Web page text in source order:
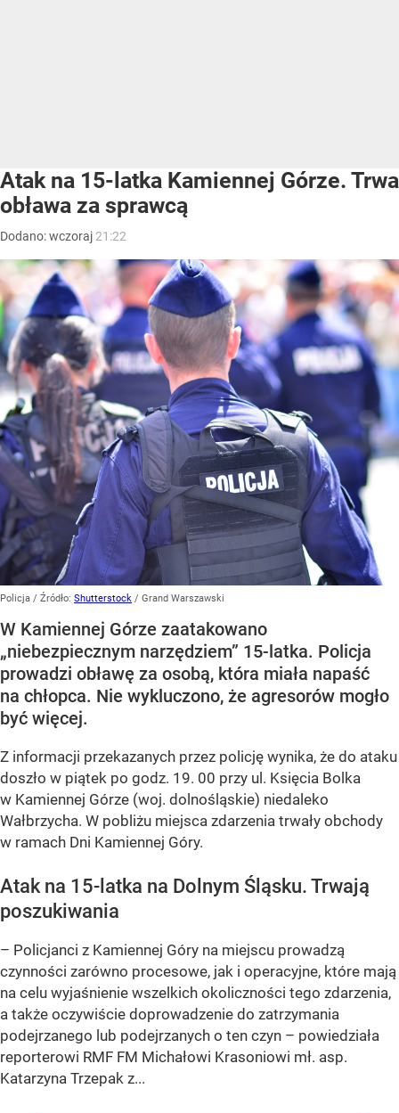
Atak na 15-latka Kamiennej Górze. Trwa
obława za sprawcą
Dodano:wczoraj 21:22
Policja / Źródło: Shutterstock / Grand Warszawski
W Kamiennej Górze zaatakowano
„niebezpiecznym narzędziem” 15-latka. Policja
prowadzi obławę za osobą, która miała napaść
na chłopca. Nie wykluczono, że agresorów mogło
być więcej.
Z informacji przekazanych przez policję wynika, że do ataku
doszło w piątek po godz. 19. 00 przy ul. Księcia Bolka
w Kamiennej Górze (woj. dolnośląskie) niedaleko
Wałbrzycha. W pobliżu miejsca zdarzenia trwały obchody
w ramach Dni Kamiennej Góry.
Atak na 15-latka na Dolnym Śląsku. Trwają
poszukiwania
– Policjanci z Kamiennej Góry na miejscu prowadzą
czynności zarówno procesowe, jak i operacyjne, które mają
na celu wyjaśnienie wszelkich okoliczności tego zdarzenia,
a także oczywiście doprowadzenie do zatrzymania
podejrzanego lub podejrzanych o ten czyn – powiedziała
reporterowi RMF FM Michałowi Krasoniowi mł. asp.
Katarzyna Trzepak z...